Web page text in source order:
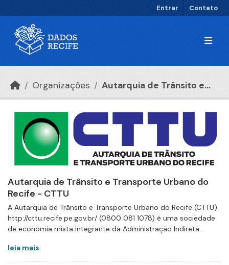
Entrar Contato
Organizações Autarquia de Trânsito e...
Autarquia de Trânsito e Transporte Urbano do
Recife - CTTU
A Autarquia de Trânsito e Transporte Urbano do Recife (CTTU)
http://cttu.recife.pe.gov.br/ (0800 081 1078) é uma sociedade
de economia mista integrante da Administração Indireta...
leia mais